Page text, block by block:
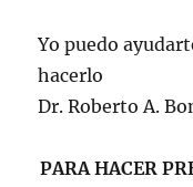
Yo puedo
hacerlo
Dr. Roberto A.
PARA HACER